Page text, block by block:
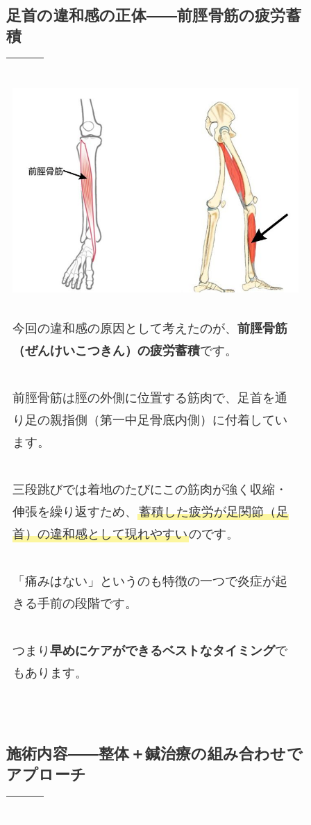
足首の違和感の正体——前脛骨筋の疲労蓄
積
今回の違和感の原因として考えたのが、 前脛骨筋
（ぜんけいこつきん）の疲労蓄積です。
前脛骨筋は脛の外側に位置する筋肉で、足首を通
り足の親指側（第一中足骨底内側）に付着してい
ます。
三段跳びでは着地のたびにこの筋肉が強く収縮・
伸張を繰り返すため、 蓄積した疲労が足関節（足
首）の違和感として現れやすいのです。
「痛みはない」というのも特徴の一つで炎症が起
きる手前の段階です。
つまり 早めにケアができるベストなタイミングで
もあります。
施術内容——整体＋鍼治療の組み合わせで
アプローチ